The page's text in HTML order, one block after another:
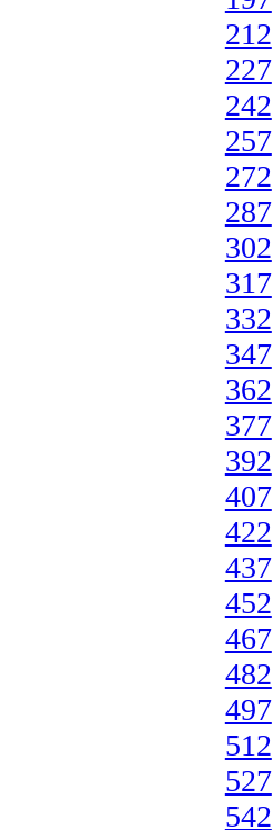
212
227
242
257
272
287
302
317
332
347
362
377
392
407
422
437
452
467
482
497
512
527
542